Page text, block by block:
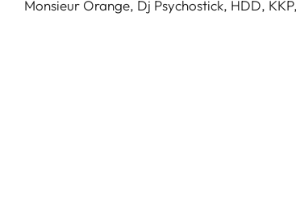
Monsieur Orange, Dj Psychostick, HDD,